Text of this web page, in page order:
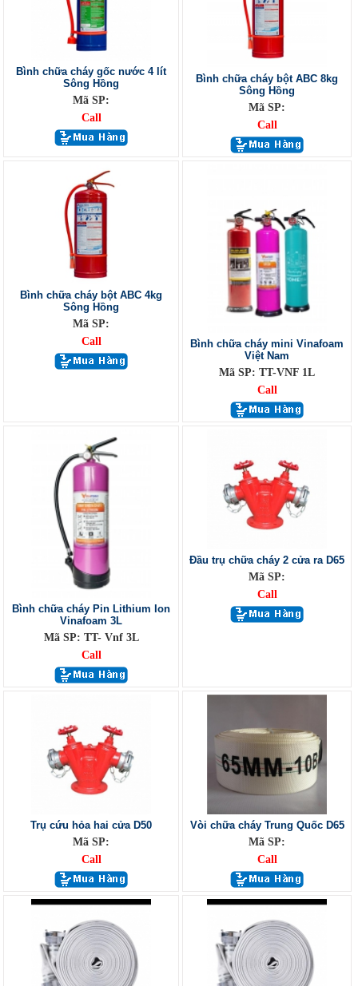
Bình chữa cháy gốc nước 4 lít
Sông Hồng
Mã SP:
Call
Bình chữa cháy bột ABC 8kg
Sông Hồng
Mã SP:
Call
Bình chữa cháy bột ABC 4kg
Sông Hồng
Mã SP:
Call
Bình chữa cháy mini Vinafoam
Việt Nam
Mã SP: TT-VNF 1L
Call
Bình chữa cháy Pin Lithium Ion
Vinafoam 3L
Mã SP: TT- Vnf 3L
Call
Đầu trụ chữa cháy 2 cửa ra D65
Mã SP:
Call
Trụ cứu hỏa hai cửa D50
Mã SP:
Call
Vòi chữa cháy Trung Quốc D65
Mã SP:
Call